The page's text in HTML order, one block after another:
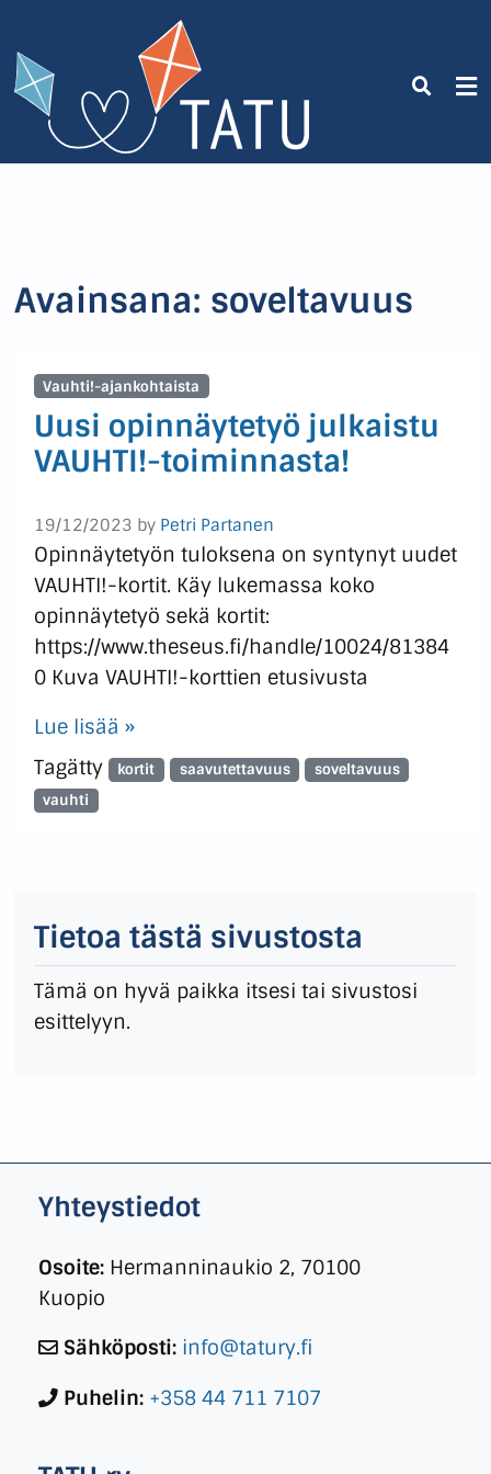
Avainsana: soveltavuus
Vauhti!-ajankohtaista
Uusi opinnäytetyö julkaistu
VAUHTI!-toiminnasta!
19/12/2023 by Petri Partanen
Opinnäytetyön tuloksena on syntynyt uudet
VAUHTI!-kortit. Käy lukemassa koko
opinnäytetyö sekä kortit:
https://www.theseus.fi/handle/10024/81384
0 Kuva VAUHTI!-korttien etusivusta
Lue lisää »
Tagätty
kortit saavutettavuus
soveltavuus
vauhti
Tietoa tästä sivustosta
Tämä on hyvä paikka itsesi tai sivustosi
esittelyyn.
Yhteystiedot
Osoite: Hermanninaukio 2, 70100
Kuopio
Sähköposti: info@tatury.fi
Puhelin: +358 44 711 7107